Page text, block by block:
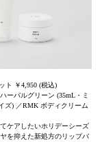
ト ￥4,950 (税込)
ーバルグリーン (35mL・ミ
ズ) ／RMK ボディクリーム
ケアしたいホリデーシーズ
を抑えた新処方のリップバ